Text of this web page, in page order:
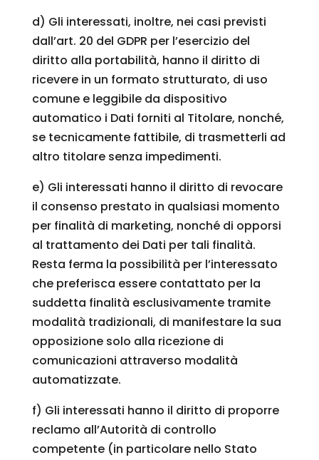
d) Gli interessati, inoltre, nei casi previsti
dall’art. 20 del GDPR per l’esercizio del
diritto alla portabilità, hanno il diritto di
ricevere in un formato strutturato, di uso
comune e leggibile da dispositivo
automatico i Dati forniti al Titolare, nonché,
se tecnicamente fattibile, di trasmetterli ad
altro titolare senza impedimenti.
e) Gli interessati hanno il diritto di revocare
il consenso prestato in qualsiasi momento
per finalità di marketing, nonché di opporsi
al trattamento dei Dati per tali finalità.
Resta ferma la possibilità per l’interessato
che preferisca essere contattato per la
suddetta finalità esclusivamente tramite
modalità tradizionali, di manifestare la sua
opposizione solo alla ricezione di
comunicazioni attraverso modalità
automatizzate.
f) Gli interessati hanno il diritto di proporre
reclamo all’Autorità di controllo
competente (in particolare nello Stato